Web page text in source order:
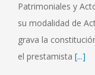
Patrimoniales y
su modalidad de
grava la
el prestamista [...]